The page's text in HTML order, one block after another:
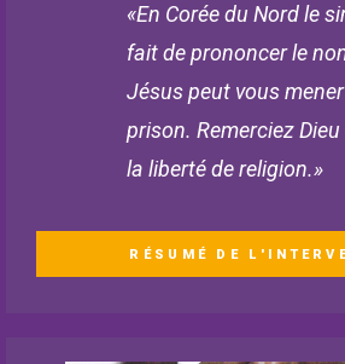
«En Corée du Nord le
fait de prononcer le
Jésus peut vous
prison. Remerciez Dieu
la liberté de religion.»
RÉSUMÉ DE